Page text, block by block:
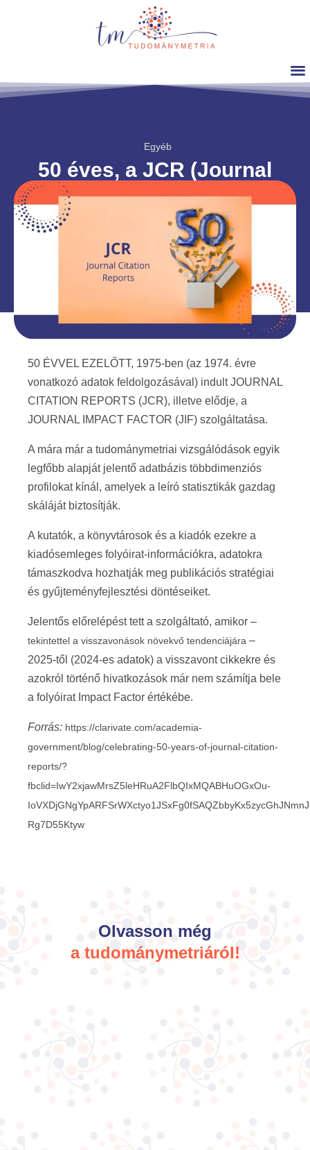
50 éves, a JCR (Journal
Citation Reports)
Dr. Sipos Anna Magdolna 2025. július. 13.
Egyéb
50 ÉVVEL EZELŐTT, 1975-ben (az 1974. évre
vonatkozó adatok feldolgozásával) indult JOURNAL
CITATION REPORTS (JCR), illetve elődje, a
JOURNAL IMPACT FACTOR (JIF) szolgáltatása.
A mára már a tudománymetriai vizsgálódások egyik
legfőbb alapját jelentő adatbázis többdimenziós
profilokat kínál, amelyek a leíró statisztikák gazdag
skáláját biztosítják.
A kutatók, a könyvtárosok és a kiadók ezekre a
kiadósemleges folyóirat-információkra, adatokra
támaszkodva hozhatják meg publikációs stratégiai
és gyűjteményfejlesztési döntéseiket.
Jelentős előrelépést tett a szolgáltató, amikor –
tekintettel a visszavonások növekvő tendenciájára –
2025-től (2024-es adatok) a visszavont cikkekre és
azokról történő hivatkozások már nem számítja bele
a folyóirat Impact Factor értékébe.
Forrás: https://clarivate.com/academia-
government/blog/celebrating-50-years-of-journal-citation-
reports/?
fbclid=IwY2xjawMrsZ5leHRuA2FlbQIxMQABHuOGxOu-
Rg7D55Ktyw
Olvasson még
a tudománymetriáról!